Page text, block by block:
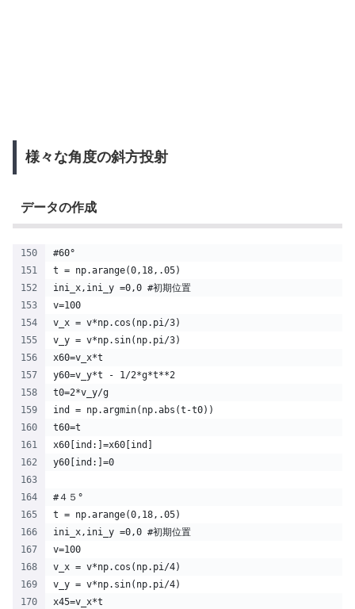
様々な角度の斜方投射
データの作成
#60°
t = np.arange(0,18,.05)
ini_x,ini_y =0,0 #初期位置
v=100
v_x = v*np.cos(np.pi/3)
v_y = v*np.sin(np.pi/3)
x60=v_x*t
y60=v_y*t - 1/2*g*t**2
t0=2*v_y/g
ind = np.argmin(np.abs(t-t0))
t60=t
x60[ind:]=x60[ind]
y60[ind:]=0
#４５°
t = np.arange(0,18,.05)
ini_x,ini_y =0,0 #初期位置
v=100
v_x = v*np.cos(np.pi/4)
v_y = v*np.sin(np.pi/4)
x45=v_x*t